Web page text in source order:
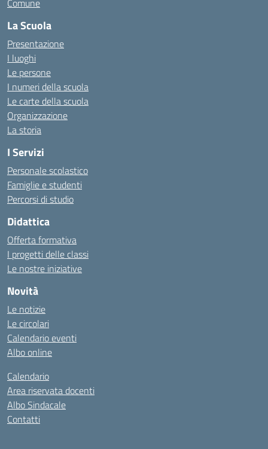
Comune
La Scuola
Presentazione
I luoghi
Le persone
I numeri della scuola
Le carte della scuola
Organizzazione
La storia
I Servizi
Personale scolastico
Famiglie e studenti
Percorsi di studio
Didattica
Offerta formativa
I progetti delle classi
Le nostre iniziative
Novità
Le notizie
Le circolari
Calendario eventi
Albo online
Calendario
Area riservata docenti
Albo Sindacale
Contatti